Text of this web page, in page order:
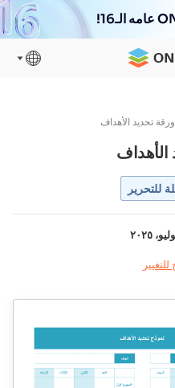
ورقة تحديد الأهداف
الأهداف
للتحرير